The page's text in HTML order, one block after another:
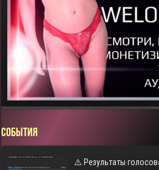
СОБЫТИЯ
⚠️ Результаты